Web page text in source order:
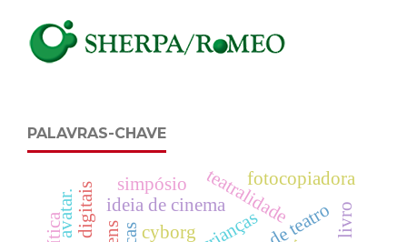
PALAVRAS-CHAVE
ideia de cinemateatralidade
cyborg
fotocopiadora
crianças
simpósio